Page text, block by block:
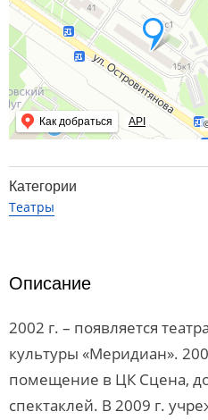
Как добраться API
Категории
Театры
Описание
2002 г. – появляется
культуры «Меридиан».
помещение в ЦК Сцена, до
спектаклей. В 2009 г.